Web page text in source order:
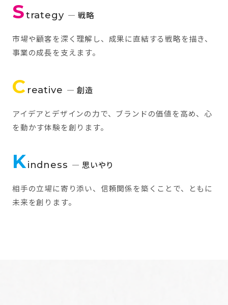
Strategy — 戦略
市場や顧客を深く理解し、成果に直結する戦略を描き、
事業の成長を支えます。
C reative — 創造
アイデアとデザインの力で、ブランドの価値を高め、心
を動かす体験を創ります。
Kindness — 思いやり
相手の立場に寄り添い、信頼関係を築くことで、ともに
未来を創ります。